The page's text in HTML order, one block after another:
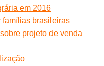
em 2016
famílias brasileiras
projeto de venda